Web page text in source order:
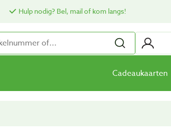
Hulp nodig? Bel, mail of kom langs!
Cadeaukaarten